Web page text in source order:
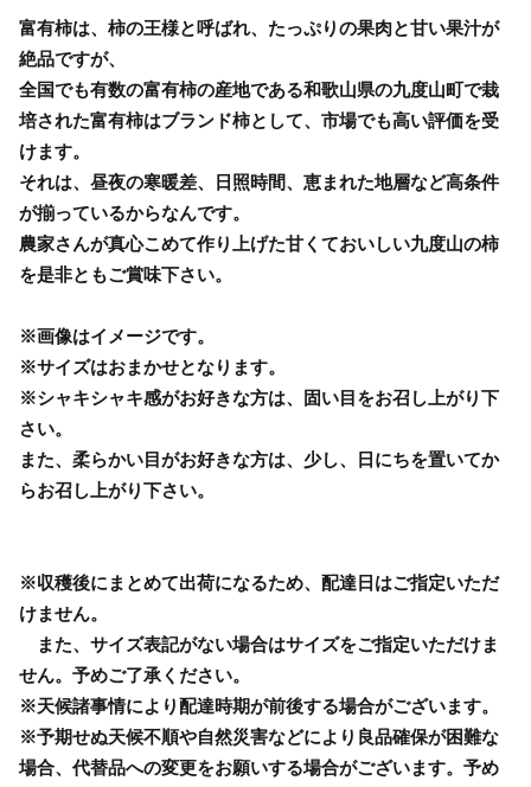
富有柿は、柿の王様と呼ばれ、たっぷりの果肉と甘い果汁が
絶品ですが、
全国でも有数の富有柿の産地である和歌山県の九度山町で栽
培された富有柿はブランド柿として、市場でも高い評価を受
けます。
それは、昼夜の寒暖差、日照時間、恵まれた地層など高条件
が揃っているからなんです。
農家さんが真心こめて作り上げた甘くておいしい九度山の柿
を是非ともご賞味下さい。
※画像はイメージです。
※サイズはおまかせとなります。
※シャキシャキ感がお好きな方は、固い目をお召し上がり下
さい。
また、柔らかい目がお好きな方は、少し、日にちを置いてか
らお召し上がり下さい。
※収穫後にまとめて出荷になるため、配達日はご指定いただ
けません。
また、サイズ表記がない場合はサイズをご指定いただけま
せん。予めご了承ください。
※天候諸事情により配達時期が前後する場合がございます。
※予期せぬ天候不順や自然災害などにより良品確保が困難な
場合、代替品への変更をお願いする場合がございます。予め